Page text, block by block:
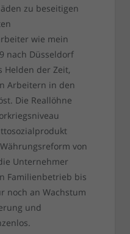
zu beseitigen
wie mein
nach Düsseldorf
Helden der Zeit,
Arbeitern in den
Die Reallöhne
von
Unternehmer
Familienbetrieb bis
noch an Wachstum
und